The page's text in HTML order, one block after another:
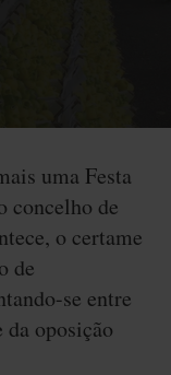
uma Festa
concelho de
o certame
de
se entre
oposição